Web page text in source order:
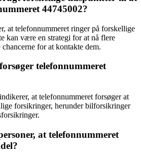
44745002?
at telefonnummeret ringer på forskellige
kan være en strategi for at nå flere
for at kontakte dem.
telefonnummeret
at telefonnummeret forsøger at
forsikringer, herunder bilforsikringer
at telefonnummeret